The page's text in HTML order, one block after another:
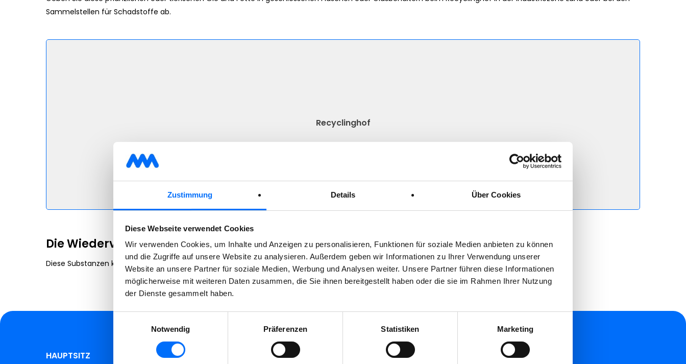
Zustimmung Details Über Cookies
Diese Webseite verwendet Cookies
Wir verwenden Cookies, um Inhalte und Anzeigen zu personalisieren, Funktionen für soziale Medien anbieten zu können
und die Zugriffe auf unsere Website zu analysieren. Außerdem geben wir Informationen zu Ihrer Verwendung unserer
Website an unsere Partner für soziale Medien, Werbung und Analysen weiter. Unsere Partner führen diese Informationen
möglicherweise mit weiteren Daten zusammen, die Sie ihnen bereitgestellt haben oder die sie im Rahmen Ihrer Nutzung
der Dienste gesammelt haben.
Notwendig
Präferenzen Statistiken Marketing
Sammelstellen für Schadstoffe ab.
Recyclinghof
Die Wiederverwertung
Diese Substanzen können als Brennstoff oder als „sekundäres” Rohmaterial in der Produktion von Seifen oder Fetten wieder verwendet werden.
HAUPTSITZ MINIRECYCLINGHOF Folge uns auf